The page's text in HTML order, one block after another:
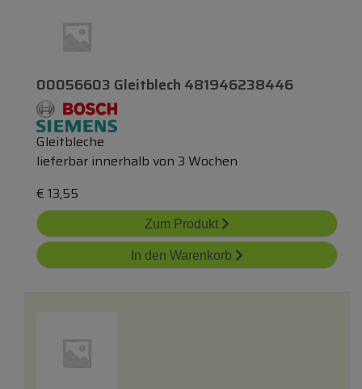
00056603 Gleitblech 481946238446
Gleitbleche
lieferbar innerhalb von 3 Wochen
€ 13,55
Zum Produkt
In den Warenkorb